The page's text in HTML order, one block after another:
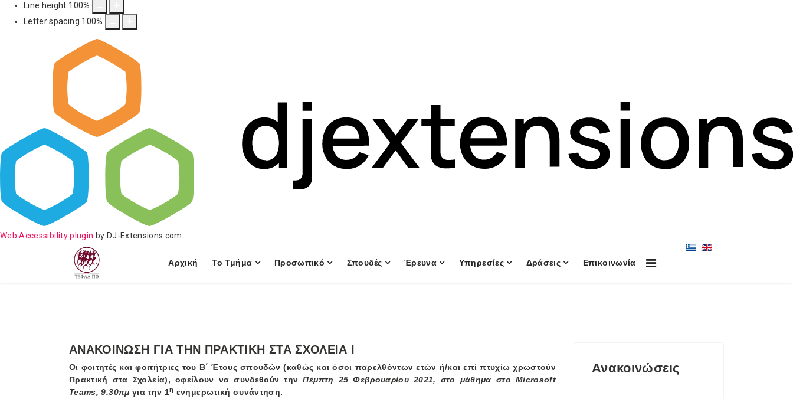
Line height 100%
Letter spacing 100%
Web Accessibility plugin by DJ-Extensions.com
Αρχική Το Τμήμα Προσωπικό Σπουδές Έρευνα Υπηρεσίες Δράσεις Επικοινωνία
ΑΝΑΚΟΙΝΩΣΗ ΓΙΑ ΤΗΝ ΠΡΑΚΤΙΚΗ ΣΤΑ ΣΧΟΛΕΙΑ Ι
Οι φοιτητές και φοιτήτριες του Β΄ Έτους σπουδών (καθώς και όσοι παρελθόντων ετών ή/και επί πτυχίω χρωστούν
Πρακτική στα Σχολεία), οφείλουν να συνδεθούν τηνΠέμπτη 25 Φεβρουαρίου 2021, στο μάθημα στο Microsoft
Teams, 9.30πμγια την 1η ενημερωτική συνάντηση.
Ανακοινώσεις